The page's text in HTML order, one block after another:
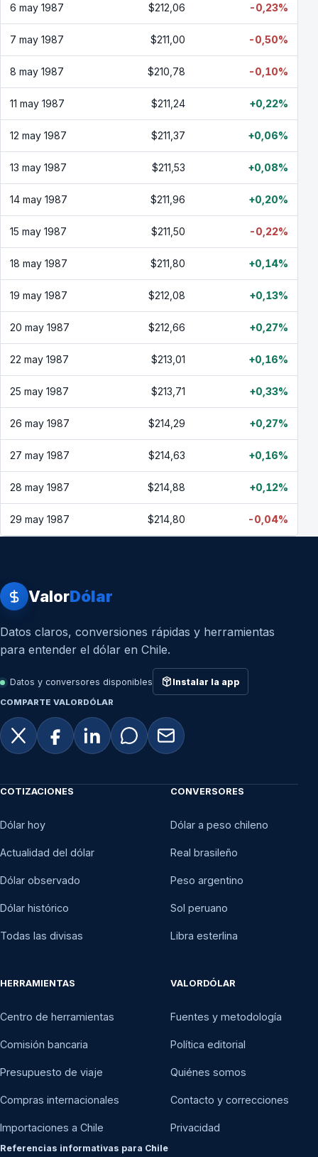
6 may 1987 $212,06 -0,23%
7 may 1987 $211,00 -0,50%
8 may 1987 $210,78 -0,10%
11 may 1987 $211,24 +0,22%
12 may 1987 $211,37 +0,06%
13 may 1987 $211,53 +0,08%
14 may 1987 $211,96 +0,20%
15 may 1987 $211,50 -0,22%
18 may 1987 $211,80 +0,14%
19 may 1987 $212,08 +0,13%
20 may 1987 $212,66 +0,27%
22 may 1987 $213,01 +0,16%
25 may 1987 $213,71 +0,33%
26 may 1987 $214,29 +0,27%
27 may 1987 $214,63 +0,16%
28 may 1987 $214,88 +0,12%
29 may 1987 $214,80 -0,04%
ValorDólar
Datos claros, conversiones rápidas y herramientas
para entender el dólar en Chile.
Datos y conversores disponibles Instalar la app
COMPARTE VALORDÓLAR
COTIZACIONES
Dólar hoy
Actualidad del dólar
Dólar observado
Dólar histórico
Todas las divisas
CONVERSORES
Dólar a peso chileno
Real brasileño
Peso argentino
Sol peruano
Libra esterlina
HERRAMIENTAS
Centro de herramientas
Comisión bancaria
Presupuesto de viaje
Compras internacionales
Importaciones a Chile
VALORDÓLAR
Fuentes y metodología
Política editorial
Quiénes somos
Contacto y correcciones
Privacidad
Referencias informativas para Chile